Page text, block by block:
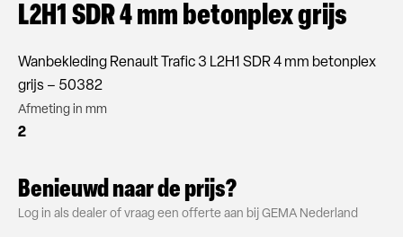
L2H1 SDR 4 mm betonplex grijs
Wanbekleding Renault Trafic 3 L2H1 SDR 4 mm betonplex
grijs – 50382
Afmeting in mm
2
Benieuwd naar de prijs?
Log in als dealer of vraag een offerte aan bij GEMA Nederland